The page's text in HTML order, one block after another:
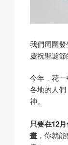
我們周圍
慶祝聖誕節
今年，花
各地的人
神。
只要在12
畫 ，你就